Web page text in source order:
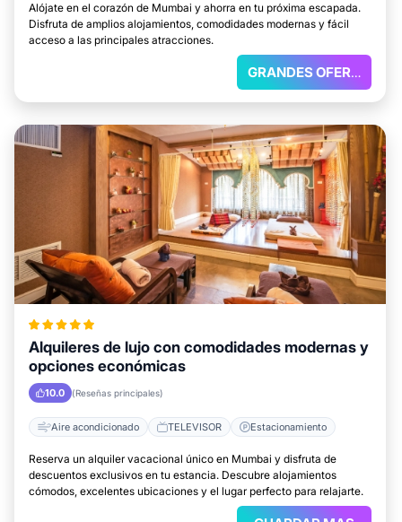
Alójate en el corazón de Mumbai y ahorra en tu próxima escapada.
Disfruta de amplios alojamientos, comodidades modernas y fácil
acceso a las principales atracciones.
GRANDES OFERTAS
Alquileres de lujo con comodidades modernas y
opciones económicas
10.0 (Reseñas principales)
Aire acondicionado TELEVISOR Estacionamiento
Reserva un alquiler vacacional único en Mumbai y disfruta de
descuentos exclusivos en tu estancia. Descubre alojamientos
cómodos, excelentes ubicaciones y el lugar perfecto para relajarte.